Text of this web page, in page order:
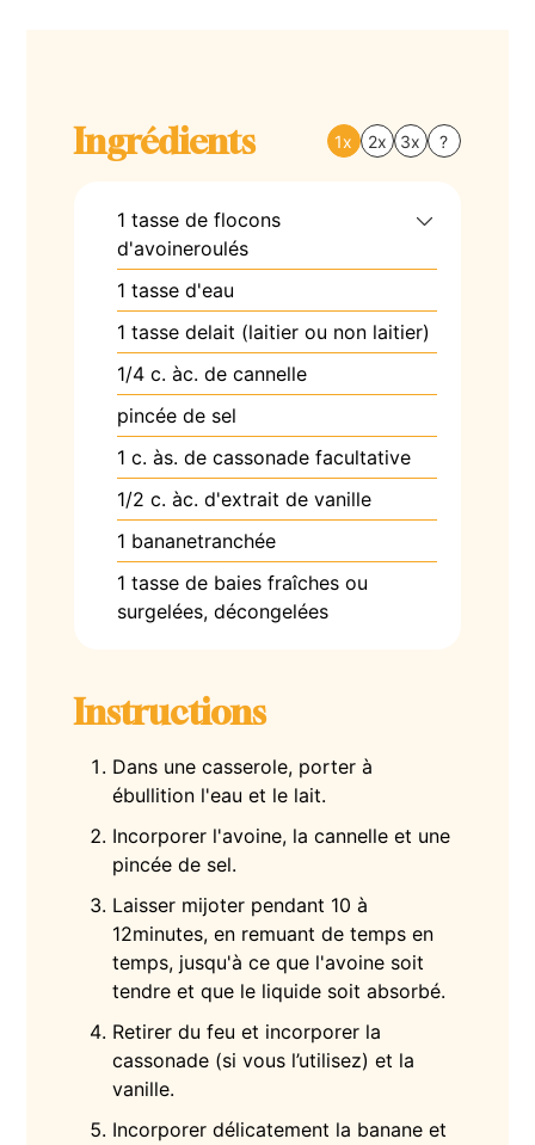
Ingrédients 1x 2x 3x ?
1 tasse deflocons
d'avoineroulés
1 tasse d'eau
1 tasse delait (laitier ou non laitier)
1/4 c. àc. de cannelle
pincée de sel
1 c. às.de cassonade facultative
1/2 c. àc.d'extrait de vanille
1 bananetranchée
1 tasse de baies fraîches ou
surgelées, décongelées
Instructions
Dans une casserole, porter à
ébullition l'eau et le lait.
Incorporer l'avoine, la cannelle et une
pincée de sel.
Laisser mijoter pendant 10 à
12minutes, en remuant de temps en
temps, jusqu'à ce que l'avoine soit
tendre et que le liquide soit absorbé.
Retirer du feu et incorporer la
cassonade (si vous l’utilisez) et la
vanille.
Incorporer délicatement la banane et